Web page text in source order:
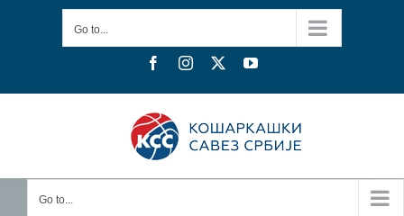
Go to...
FacebookInstagram YouTube
Go to...